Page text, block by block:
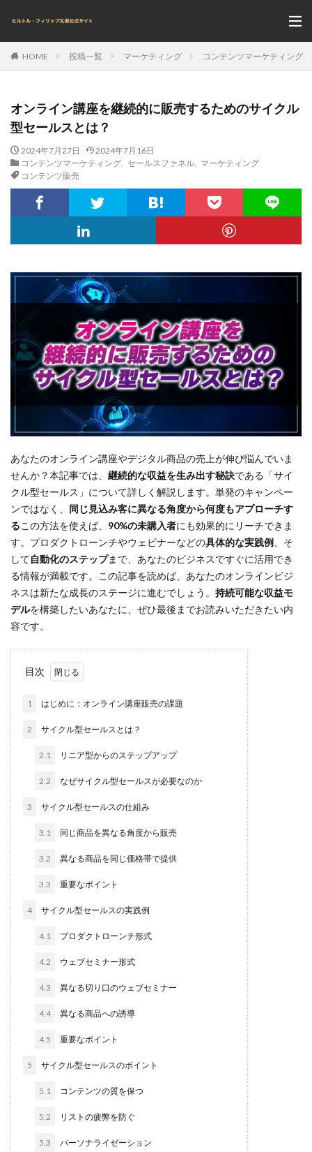
HOME 投稿一覧 マーケティング コンテンツマーケティング
オンライン講座を継続的に販売するためのサイクル
型セールスとは？
2024年7月27日
2024年7月16日
コンテンツマーケティング, セールスファネル,
マーケティング
コンテンツ販売
あなたのオンライン講座やデジタル商品の売上が伸び悩んでいま
せんか？本記事では、 継続的な収益を生み出す秘訣である「サイ
クル型セールス」について詳しく解説します。単発のキャンペー
ンではなく、 同じ見込み客に異なる角度から何度もアプローチす
るこの方法を使えば、 90%の未購入者にも効果的にリーチできま
す。プロダクトローンチやウェビナーなどの具体的な実践例 、そ
して自動化のステップまで、あなたのビジネスですぐに活用でき
る情報が満載です。この記事を読めば、あなたのオンラインビジ
ネスは新たな成長のステージに進むでしょう。 持続可能な収益モ
デルを構築したいあなたに、ぜひ最後までお読みいただきたい内
容です。
目次
1 はじめに：オンライン講座販売の課題
2 サイクル型セールスとは？
2.1 リニア型からのステップアップ
2.2 なぜサイクル型セールスが必要なのか
3 サイクル型セールスの仕組み
3.1 同じ商品を異なる角度から販売
3.2 異なる商品を同じ価格帯で提供
3.3 重要なポイント
4 サイクル型セールスの実践例
4.1 プロダクトローンチ形式
4.2 ウェブセミナー形式
4.3 異なる切り口のウェブセミナー
4.4 異なる商品への誘導
4.5 重要なポイント
5 サイクル型セールスのポイント
5.1 コンテンツの質を保つ
5.2 リストの疲弊を防ぐ
5.3 パーソナライゼーション